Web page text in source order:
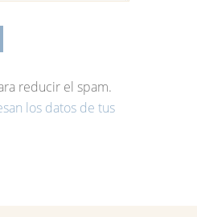
reducir el spam.
los datos de tus